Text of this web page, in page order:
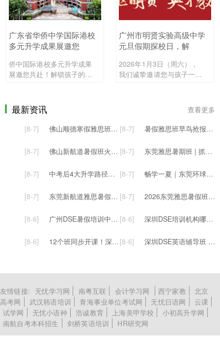
广东省华侨中学国际港校
多元升学成果展邀您
侨中国际港校多元升学成果
展邀您共赴！解锁孩子的名
展...
广州市明贤实验高级中学
元旦假期探校日，解
2026年1月3日（周六），
我们诚挚邀请您与孩子一同
最新资讯
查看更多
[8-7]
佛山顺德寒假雅思班招生报名| 顺德环球雅思雅思集训班！短期冲刺救场！ [8-7] 暑假雅思班早鸟抢报！佛山顺德3-8人小班，课后盯练+模考，限时优惠享不停
[8-7] 佛山新航道暑假班火热招生中！雅思、托福、A-Level等多种课程任你选！ [8-7] 东莞雅思暑期班 | 抓住高考后黄金空档！高考生学雅思，性价比真的太高了
[8-7] 中考后4大升学路径，雅思已成 “隐形刚需”，东莞英凯·环球雅思暑假班提分一“夏”！ [8-7] 畅学一夏｜东莞环球雅思年年暑假爆火的雅思集训班重磅上线！火热抢报中...
[8-7] 东莞新航道雅思暑假走读班开启报名！6-8月滚动开班！多种班型可选！ [8-7] 2026东莞雅思暑假班报名|新航道暑假封闭班来了！吃住学一体，雅思托福一“夏”通关
[8-6] 广州DSE暑假培训中六衔接班开课，轻松领跑新学期！ [8-6] 深圳DSE培训机构哪家好？威学DSE全年班口碑炸裂!
[8-6] 12个班同步开课！深圳威学DSE全年班重磅启航，全力冲刺27年大考 [8-6] 深圳DSE英语辅导班 | 7.13/8.3开课！DSE英语暑假小班热报中！高效提升
友情链接: 无忧学习网 南粤互联 会计学习网 西宁家教
北京
高考网
武汉韩语培训 青海事业单位考试网 无忧日语网
云课
试学网
无忧小语种 浩诚教育 上海美甲学校
小初高升学网
南航自考本科招生
剑桥英语培训 HR研究网